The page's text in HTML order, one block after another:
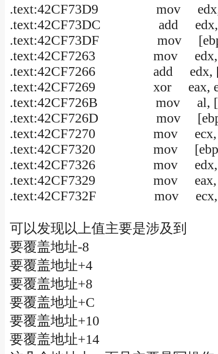
.text:42CF73D9 mov edx,
.text:42CF73DC add edx,
.text:42CF73DF mov
.text:42CF7263 mov edx,
.text:42CF7266 add edx,
.text:42CF7269 xor eax,
.text:42CF726B mov al,
.text:42CF726D mov
.text:42CF7270 mov ecx,
.text:42CF7320 mov
.text:42CF7326 mov edx,
.text:42CF7329 mov eax,
.text:42CF732F mov ecx,
可以发现以上值主要是涉及到
要覆盖地址-8
要覆盖地址+4
要覆盖地址+8
要覆盖地址+C
要覆盖地址+10
要覆盖地址+14